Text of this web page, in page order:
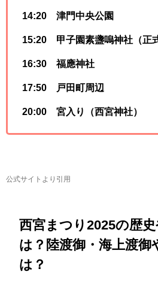
14:20 津門中央公園
15:20 甲子園素盞嗚神社（正
16:30 福應神社
17:50 戸田町周辺
20:00 宮入り（西宮神社）
公式サイトより引用
西宮まつり2025の歴
は？陸渡御・海上渡御
は？